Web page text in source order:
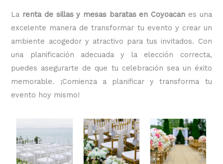
La renta de sillas y mesas baratas en Coyoacan es una
excelente manera de transformar tu evento y crear un
ambiente acogedor y atractivo para tus invitados. Con
una planificación adecuada y la elección correcta,
puedes asegurarte de que tu celebración sea un éxito
memorable. ¡Comienza a planificar y transforma tu
evento hoy mismo!